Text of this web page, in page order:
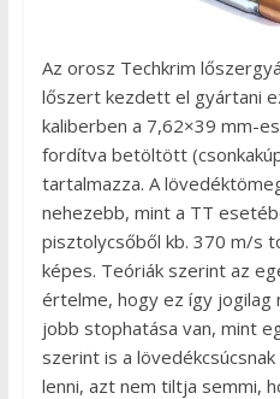
Az orosz Techkrim
lőszert kezdett el gyártani
kaliberben a 7,62×39 mm-
fordítva betöltött
tartalmazza. A
nehezebb, mint a TT
pisztolycsőből kb. 370 m/s
képes. Teóriák szerint az
értelme, hogy ez így jogilag
jobb stophatása van, mint
szerint is a
lenni, azt nem tiltja semmi,